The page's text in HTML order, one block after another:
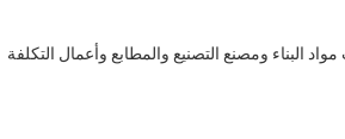
البناء ومصنع التصنيع والمطابع وأعمال التكلفة